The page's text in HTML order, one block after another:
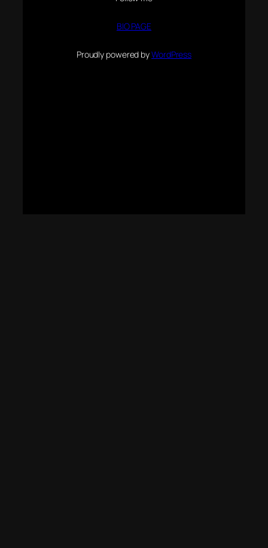
BIO PAGE
Proudly powered byWordPress